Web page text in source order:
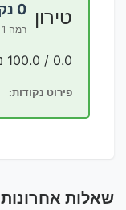
טירון 0 נקודות
רמה 1
0.0 / 100.0 נקודות
פירוט נקודות:
שאלות אחרונות